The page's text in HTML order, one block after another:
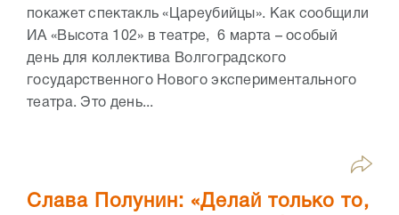
покажет спектакль «Цареубийцы». Как сообщили
ИА «Высота 102» в театре, 6 марта – особый
день для коллектива Волгоградского
государственного Нового экспериментального
театра. Это день...
Слава Полунин: «Делай только то,